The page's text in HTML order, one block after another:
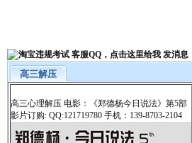
高三解压
高三心理解压 电影：《郑德杨今日说法》第5部
影片订购: QQ:121719780 手机：139-8703-2104